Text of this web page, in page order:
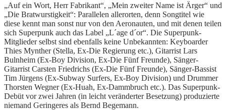
„Auf ein Wort, Herr Fabrikant“, „Mein zweiter Name ist Ärger“ und
„Die Bratwurstigkeit“: Parallelen allerorten, denn Songtitel wie
diese kennt man sonst nur von den Aeronauten, und mit denen teilen
sich Superpunk auch das Label „L´age d´or“. Die Superpunk-
Mitglieder selbst sind ebenfalls keine Unbekannten: Keyboarder
Thies Mynther (Stella, Ex-Die Regierung etc.), Gitarrist Lars
Bulnheim (Ex-Boy Division, Ex-Die Fünf Freunde), Sänger-
Gitarrist Carsten Friedrichs (Ex-Die Fünf Freunde), Sänger-Bassist
Tim Jürgens (Ex-Subway Surfers, Ex-Boy Division) und Drummer
Thorsten Wegner (Ex-Huah, Ex-Dammbruch etc.). Das Superpunk-
Debüt vor zwei Jahren (in leicht veränderter Besetzung) produzierte
niemand Geringeres als Bernd Begemann.